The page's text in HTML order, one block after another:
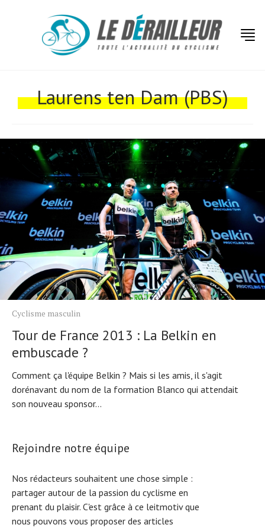
Laurens ten Dam (PBS)
Cyclisme masculin
Tour de France 2013 : La Belkin en
embuscade ?
Comment ça l'équipe Belkin ? Mais si les amis, il s'agit
dorénavant du nom de la formation Blanco qui attendait
son nouveau sponsor...
Rejoindre notre équipe
Nos rédacteurs souhaitent une chose simple :
partager autour de la passion du cyclisme en
prenant du plaisir. C'est grâce à ce leitmotiv que
nous pouvons vous proposer des articles
Tests de produits
Tendances
Tous nos articles
À propos